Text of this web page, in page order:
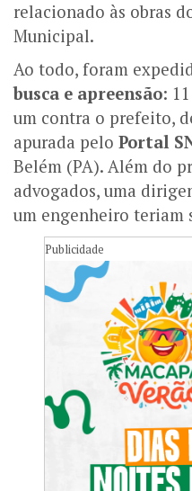
relacionado às obras
Municipal.
Ao todo, foram
busca e apreensão:
um contra o prefeito,
apurada pelo Portal
Belém (PA). Além do
advogados, uma
um engenheiro teriam
Publicidade